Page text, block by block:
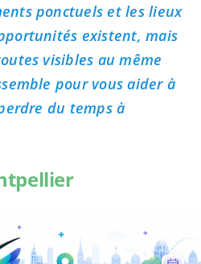
ponctuels et les lieux
existent, mais
visibles au même
pour vous aider à
du temps à